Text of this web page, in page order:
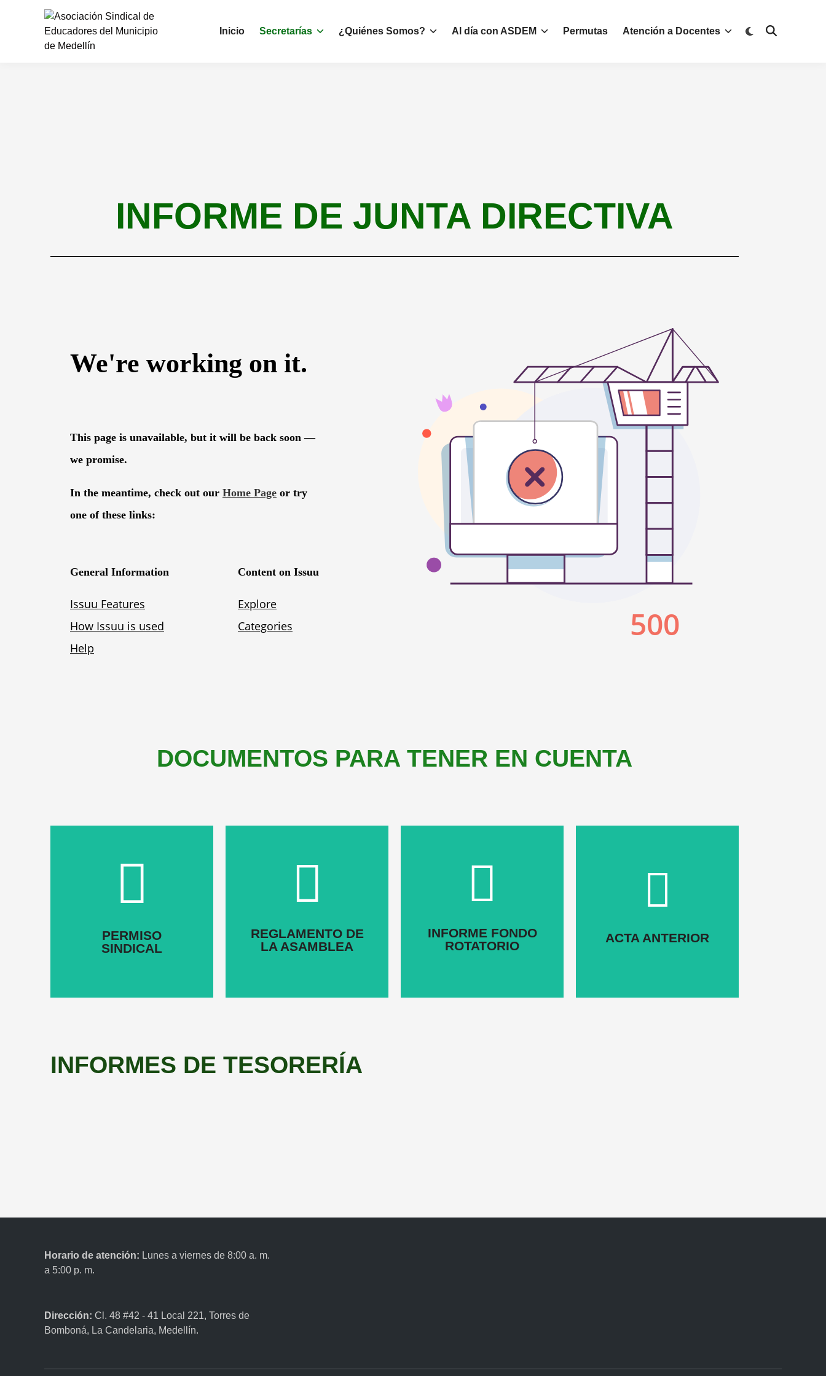
Inicio Secretarías ¿Quiénes Somos? Al día con ASDEM Permutas Atención a Docentes
INFORME DE JUNTA DIRECTIVA
DOCUMENTOS PARA TENER EN CUENTA
PERMISO
SINDICAL
REGLAMENTO DE
LA ASAMBLEA
INFORME FONDO
ROTATORIO
ACTA ANTERIOR
INFORMES DE TESORERÍA
Horario de atención: Lunes a viernes de 8:00 a. m.
a 5:00 p. m.
Dirección: Cl. 48 #42 - 41 Local 221, Torres de
Bomboná, La Candelaria, Medellín.